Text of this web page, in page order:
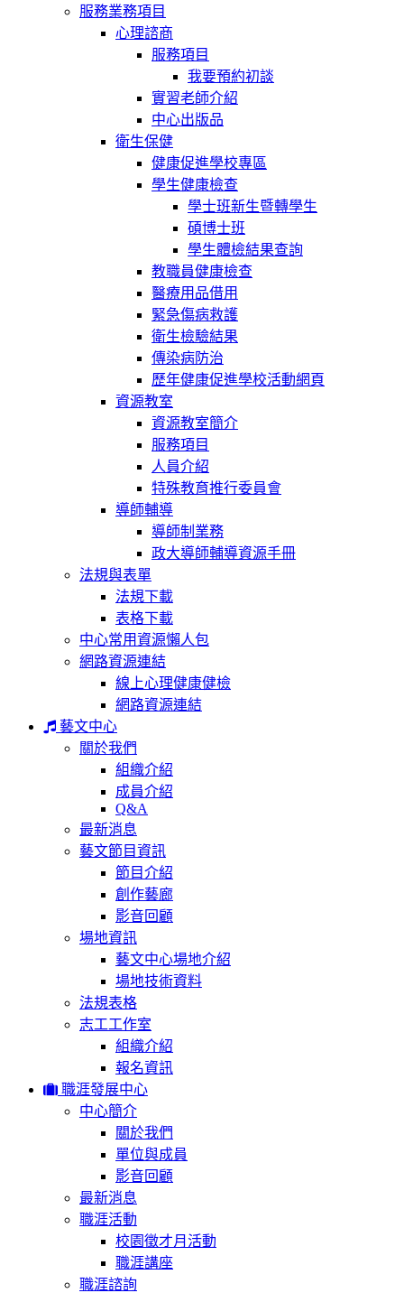
服務業務項目
心理諮商
服務項目
我要預約初談
實習老師介紹
中心出版品
衛生保健
健康促進學校專區
學生健康檢查
學士班新生暨轉學生
碩博士班
學生體檢結果查詢
教職員健康檢查
醫療用品借用
緊急傷病救護
衛生檢驗結果
傳染病防治
歷年健康促進學校活動網頁
資源教室
資源教室簡介
服務項目
人員介紹
特殊教育推行委員會
導師輔導
導師制業務
政大導師輔導資源手冊
法規與表單
法規下載
表格下載
中心常用資源懶人包
網路資源連結
線上心理健康健檢
網路資源連結
藝文中心
關於我們
組織介紹
成員介紹
Q&A
最新消息
藝文節目資訊
節目介紹
創作藝廊
影音回顧
場地資訊
藝文中心場地介紹
場地技術資料
法規表格
志工工作室
組織介紹
報名資訊
職涯發展中心
中心簡介
關於我們
單位與成員
影音回顧
最新消息
職涯活動
校園徵才月活動
職涯講座
職涯諮詢